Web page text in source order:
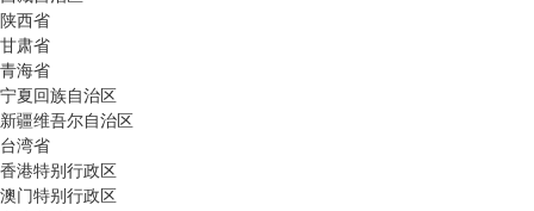
陕西省
甘肃省
青海省
宁夏回族自治区
新疆维吾尔自治区
台湾省
香港特别行政区
澳门特别行政区